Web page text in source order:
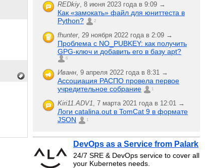
REDkiy, 8 июня 2023 года в 9:09 →
Как «замокать» файл для юниттеста в
Python?
2
fhunter, 29 ноября 2022 года в 2:09 →
Проблема с NO_PUBKEY: как получить
GPG-ключ и добавить его в базу apt?
6
Иванн, 9 апреля 2022 года в 8:31 →
Ассоциация РАСПО провела первое
учредительное собрание
1
Kiri11.ADV1, 7 марта 2021 года в 12:01 →
Логи catalina.out в TomCat 9 в формате
JSON
1
DevOps as a Service from Palark
24/7 SRE & DevOps service to cover all
your Kubernetes needs.